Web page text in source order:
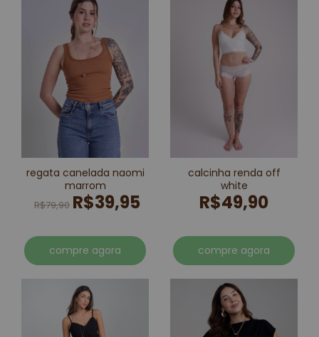
regata canelada naomi
marrom
R$79,90 R$39,95
compre agora
calcinha renda off
white
R$49,90
compre agora